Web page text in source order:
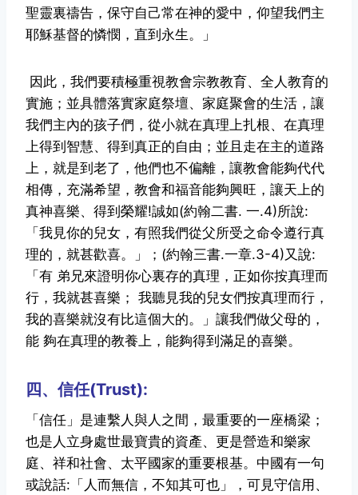
聖靈裏禱告，保守自己常在神的愛中，仰望我們主
耶穌基督的憐憫，直到永生。」
因此，我們要積極重視教會宗教教育、全人教育的
實施；並具體落實家庭祭壇、家庭聚會的生活，讓
我們主內的孩子們，從小就在真理上扎根、在真理
上得到智慧、得到真正的自由；並且走在主的道路
上，就是到老了，他們也不偏離，讓教會能夠代代
相傳，充滿希望，教會和福音能夠興旺，讓天上的
真神喜樂、得到榮耀!誠如(約翰二書. 一.4)所說:
「我見你的兒女，有照我們從父所受之命令遵行真
理的，就甚歡喜。」；(約翰三書.一章.3-4)又說:
「有 弟兄來證明你心裏存的真理，正如你按真理而
行，我就甚喜樂； 我聽見我的兒女們按真理而行，
我的喜樂就沒有比這個大的。」讓我們做父母的，
能 夠在真理的教養上，能夠得到滿足的喜樂。
四、信任(Trust):
「信任」是連繫人與人之間，最重要的一座橋梁；
也是人立身處世最寶貴的資產、更是營造和樂家
庭、祥和社會、太平國家的重要根基。中國有一句
或說話:「人而無信，不知其可也」，可見守信用、